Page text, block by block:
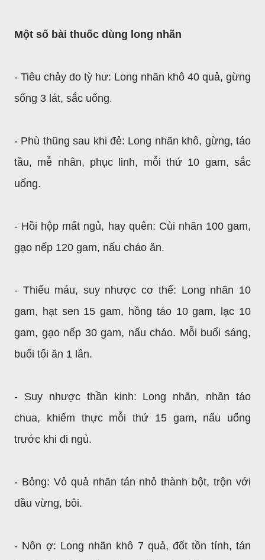
Một số bài thuốc dùng long nhãn
- Tiêu chảy do tỳ hư: Long nhãn khô 40 quả, gừng
sống 3 lát, sắc uống.
- Phù thũng sau khi đẻ: Long nhãn khô, gừng, táo
tầu, mễ nhân, phục linh, mỗi thứ 10 gam, sắc
uống.
- Hồi hộp mất ngủ, hay quên: Cùi nhãn 100 gam,
gạo nếp 120 gam, nấu cháo ăn.
- Thiếu máu, suy nhược cơ thể: Long nhãn 10
gam, hạt sen 15 gam, hồng táo 10 gam, lạc 10
gam, gạo nếp 30 gam, nấu cháo. Mỗi buổi sáng,
buổi tối ăn 1 lần.
- Suy nhược thần kinh: Long nhãn, nhân táo
chua, khiếm thực mỗi thứ 15 gam, nấu uống
trước khi đi ngủ.
- Bỏng: Vỏ quả nhãn tán nhỏ thành bột, trộn với
dầu vừng, bôi.
- Nôn ợ: Long nhãn khô 7 quả, đốt tồn tính, tán